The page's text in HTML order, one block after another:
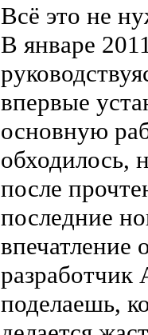
Всё это не
В январе
впервые
основную
обходилось,
после
последние
впечатление
разработчик
поделаешь,